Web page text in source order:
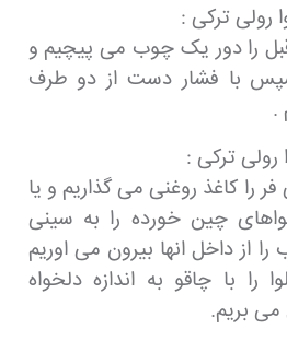
رولی ترکی :
را دور یک چوب می پیچیم و
با فشار دست از دو طرف
.
رولی ترکی :
را کاغذ روغنی می گذاریم و یا
چین خورده را به سینی
از داخل انها بیرون می اوریم
با چاقو به اندازه دلخواه